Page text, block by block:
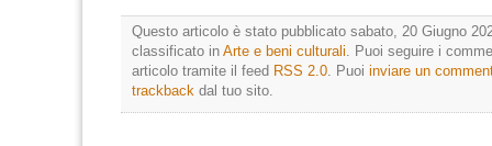
Questo articolo è stato pubblicato sabato, 20 Giugno
classificato in Arte e beni culturali. Puoi seguire i
articolo tramite il feed RSS 2.0. Puoi inviare un
trackback dal tuo sito.